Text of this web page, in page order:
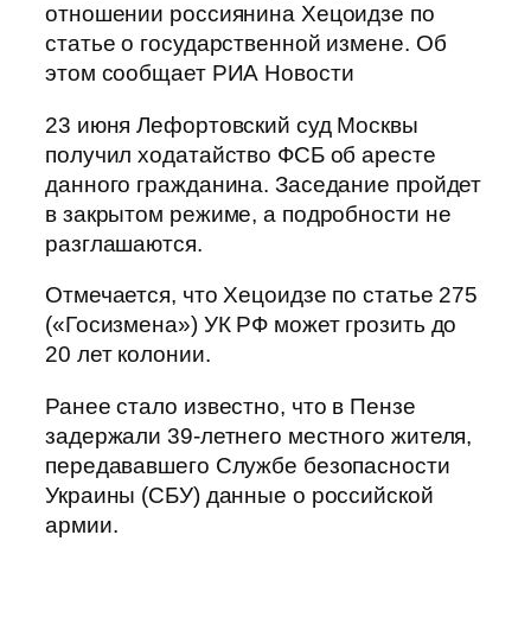
отношении россиянина Хецоидзе по
статье о государственной измене. Об
этом сообщает РИА Новости
23 июня Лефортовский суд Москвы
получил ходатайство ФСБ об аресте
данного гражданина. Заседание пройдет
в закрытом режиме, а подробности не
разглашаются.
Отмечается, что Хецоидзе по статье 275
(«Госизмена») УК РФ может грозить до
20 лет колонии.
Ранее стало известно, что в Пензе
задержали 39-летнего местного жителя,
передававшего Службе безопасности
Украины (СБУ) данные о российской
армии.